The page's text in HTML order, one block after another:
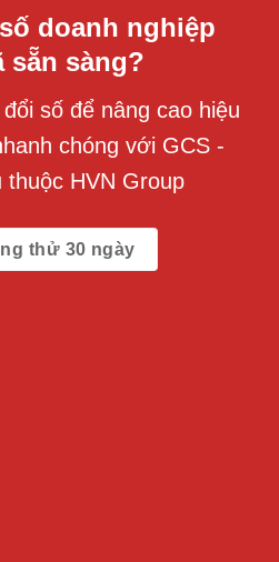
doanh nghiệp
sẵn sàng?
số để nâng cao hiệu
chóng với GCS -
HVN Group
thử 30 ngày